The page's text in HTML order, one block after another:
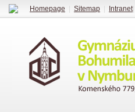
Homepage Sitemap Intranet|